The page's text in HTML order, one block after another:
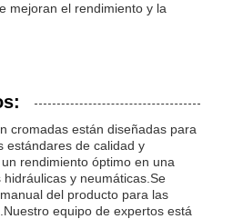
mejoran el rendimiento y la
cromadas están diseñadas para
estándares de calidad y
rendimiento óptimo en una
y neumáticas.Se
del producto para las
equipo de expertos está